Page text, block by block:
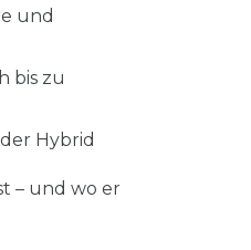
und
bis zu
Hybrid
– und wo er